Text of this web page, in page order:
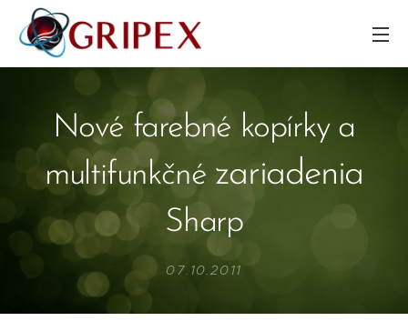
Nové farebné kopírky a
multifunkčné zariadenia
Sharp
07.10.2011